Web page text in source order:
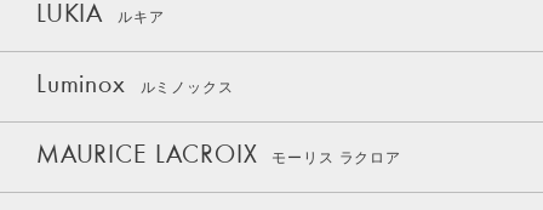
LUKIA ルキア
Luminox ルミノックス
MAURICE LACROIX モーリス ラクロア